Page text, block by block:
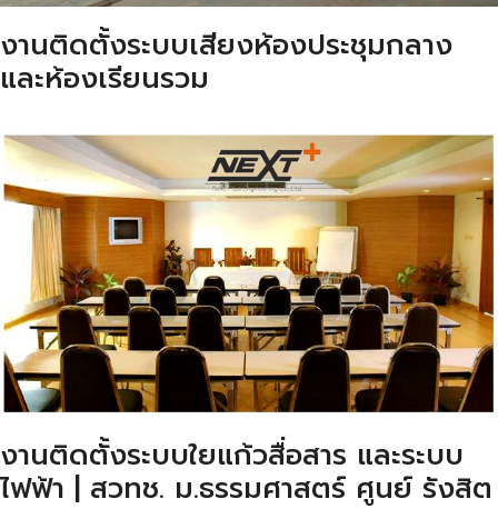
งานติดตั้งระบบเสียงห้องประชุมกลาง
และห้องเรียนรวม
งานติดตั้งระบบใยแก้วสื่อสาร และระบบ
ไฟฟ้า | สวทช. ม.ธรรมศาสตร์ ศูนย์ รังสิต